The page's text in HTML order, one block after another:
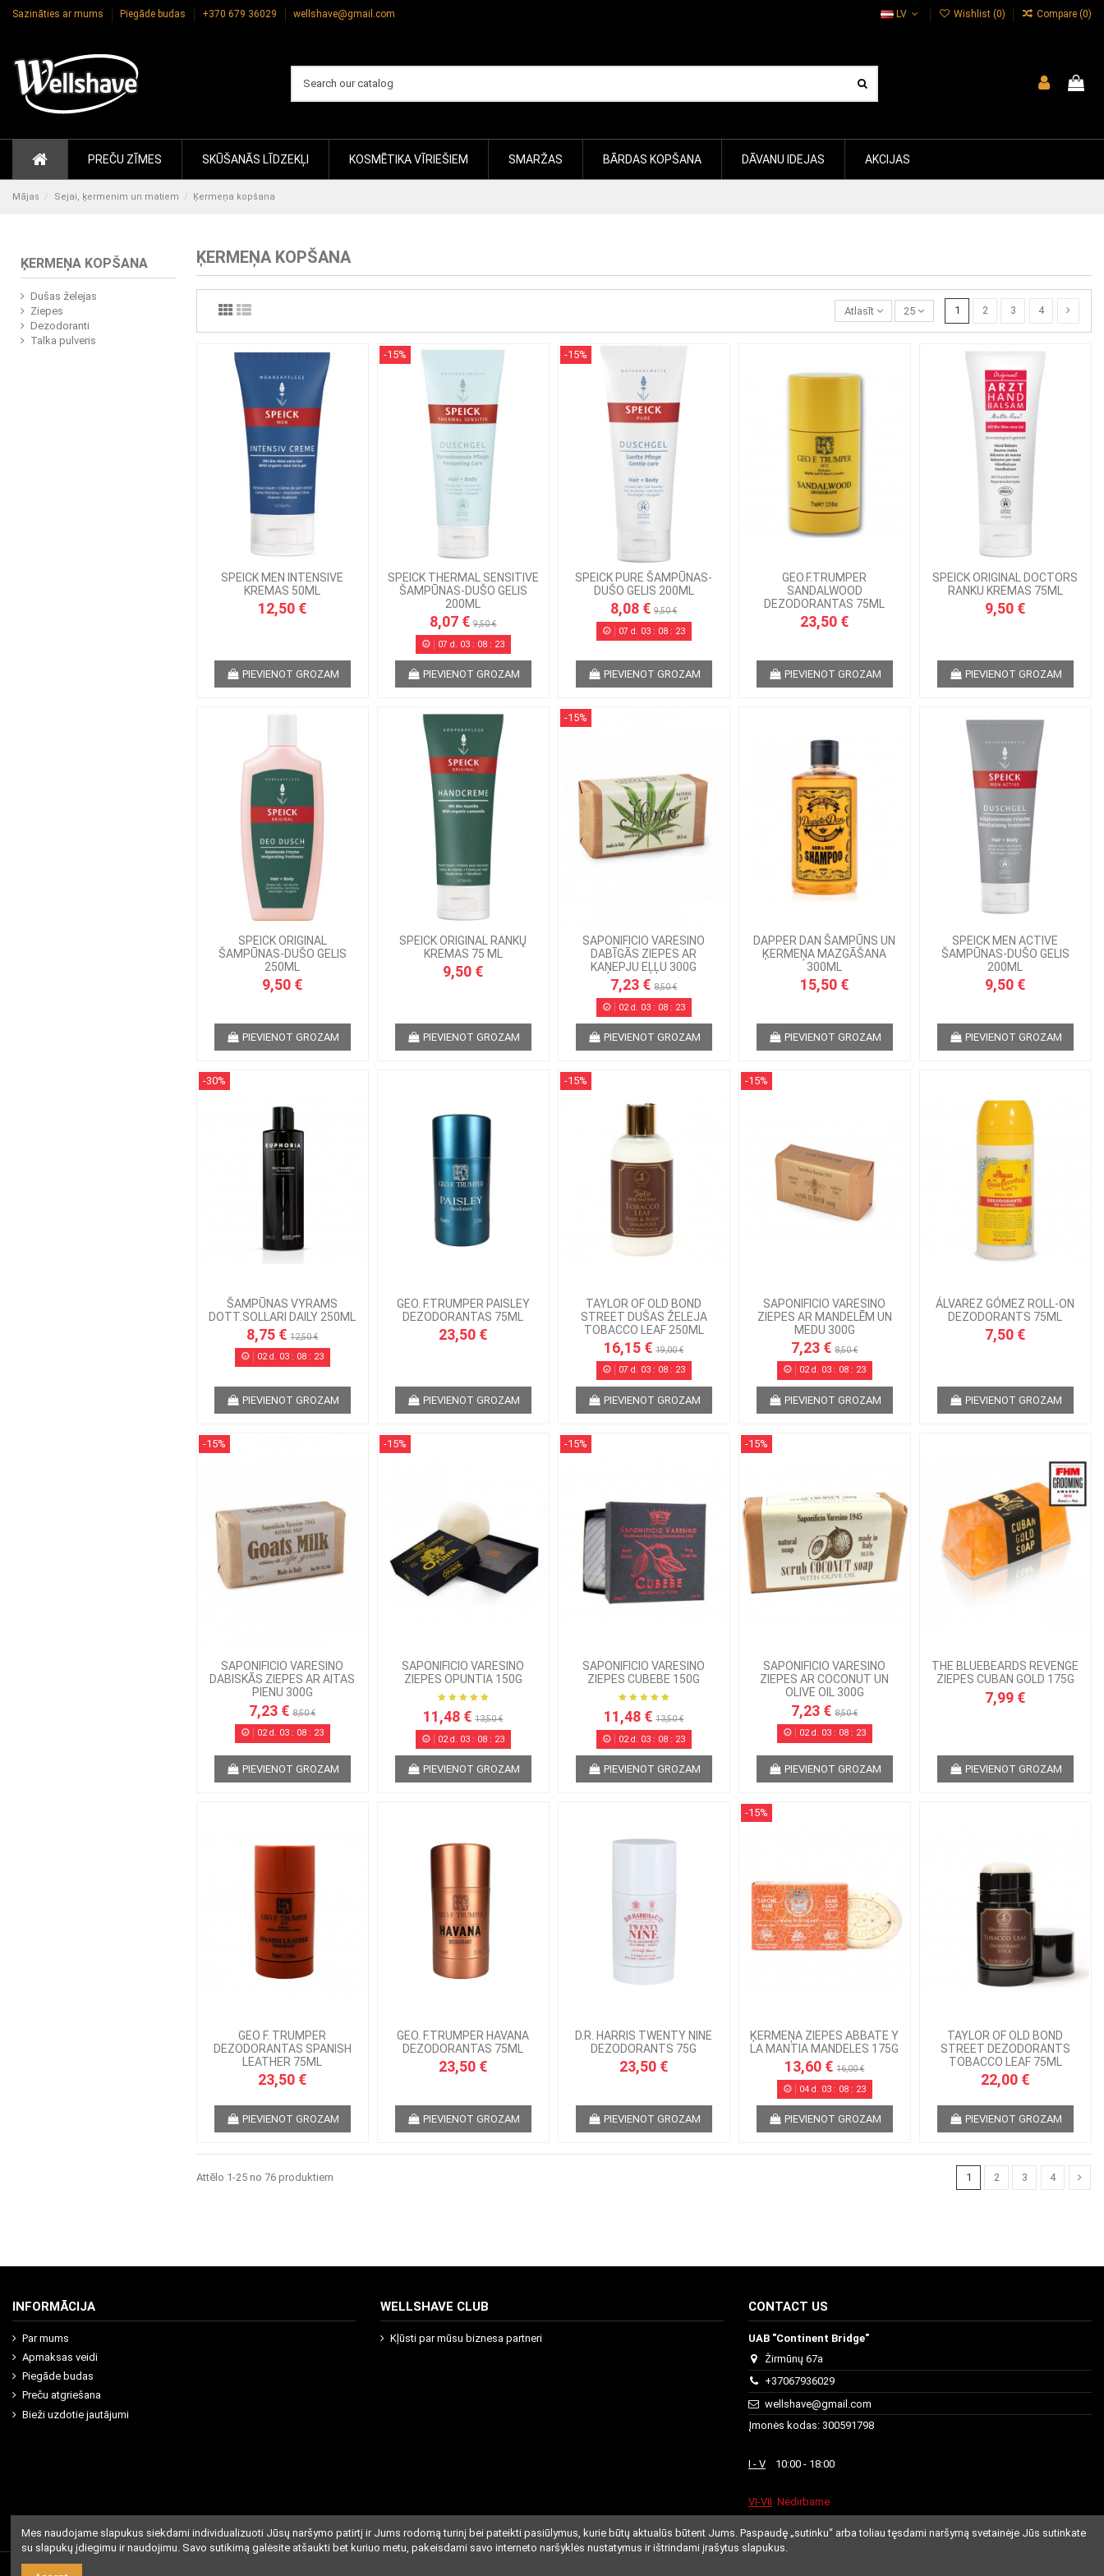
Sazināties ar mums Piegāde budas +370 679 36029 wellshave@gmail.com LV Wishlist (0) Compare (0)
PREČU ZĪMES SKŪŠANĀS LĪDZEKĻI KOSMĒTIKA VĪRIEŠIEM SMARŽAS BĀRDAS KOPŠANA DĀVANU IDEJAS AKCIJAS
Mājas Sejai, ķermenim un matiem Ķermeņa kopšana
ĶERMEŅA KOPŠANA
Atlasīt 25 1 2 3 4
SPEICK MEN INTENSIVE
KREMAS 50ML
12,50 €
PIEVIENOT GROZAM
-15%
SPEICK THERMAL SENSITIVE
ŠAMPŪNAS-DUŠO GELIS
200ML
8,07 €9,50 €
07 d. 03 : 08 : 22
PIEVIENOT GROZAM
-15%
SPEICK PURE ŠAMPŪNAS-
DUŠO GELIS 200ML
8,08 €9,50 €
07 d. 03 : 08 : 22
PIEVIENOT GROZAM
GEO.F.TRUMPER
SANDALWOOD
DEZODORANTAS 75ML
23,50 €
PIEVIENOT GROZAM
SPEICK ORIGINAL DOCTORS
RANKU KREMAS 75ML
9,50 €
PIEVIENOT GROZAM
SPEICK ORIGINAL
ŠAMPŪNAS-DUŠO GELIS
250ML
9,50 €
PIEVIENOT GROZAM
SPEICK ORIGINAL RANKŲ
KREMAS 75 ML
9,50 €
PIEVIENOT GROZAM
-15%
SAPONIFICIO VARESINO
DABĪGĀS ZIEPES AR
KAŅEPJU EĻĻU 300G
7,23 €8,50 €
02 d. 03 : 08 : 22
PIEVIENOT GROZAM
DAPPER DAN ŠAMPŪNS UN
ĶERMEŅA MAZGĀŠANA
300ML
15,50 €
PIEVIENOT GROZAM
SPEICK MEN ACTIVE
ŠAMPŪNAS-DUŠO GELIS
200ML
9,50 €
PIEVIENOT GROZAM
-30%
ŠAMPŪNAS VYRAMS
DOTT.SOLLARI DAILY 250ML
8,75 €12,50 €
02d. 03 : 08 : 22
PIEVIENOT GROZAM
GEO. F.TRUMPER PAISLEY
DEZODORANTAS 75ML
23,50 €
PIEVIENOT GROZAM
-15%
TAYLOR OF OLD BOND
STREET DUŠAS ŽELEJA
TOBACCO LEAF 250ML
16,15 €19,00 €
07 d. 03 : 08 : 22
PIEVIENOT GROZAM
-15%
SAPONIFICIO VARESINO
ZIEPES AR MANDELĒM UN
MEDU 300G
7,23 €8,50 €
02d. 03 : 08 : 22
PIEVIENOT GROZAM
ÁLVAREZ GÓMEZ ROLL-ON
DEZODORANTS 75ML
7,50 €
PIEVIENOT GROZAM
-15%
SAPONIFICIO VARESINO
DABISKĀS ZIEPES AR AITAS
PIENU 300G
7,23 €8,50 €
02d. 03 : 08 : 22
PIEVIENOT GROZAM
-15%
SAPONIFICIO VARESINO
ZIEPES OPUNTIA 150G
11,48 €13,50 €
02d. 03 : 08 : 22
PIEVIENOT GROZAM
-15%
SAPONIFICIO VARESINO
ZIEPES CUBEBE 150G
11,48 €13,50 €
02d. 03 : 08 : 22
PIEVIENOT GROZAM
-15%
SAPONIFICIO VARESINO
ZIEPES AR COCONUT UN
OLIVE OIL 300G
7,23 €8,50 €
02d. 03 : 08 : 22
PIEVIENOT GROZAM
THE BLUEBEARDS REVENGE
ZIEPES CUBAN GOLD 175G
7,99 €
PIEVIENOT GROZAM
GEO F. TRUMPER
DEZODORANTAS SPANISH
LEATHER 75ML
23,50 €
PIEVIENOT GROZAM
GEO. F.TRUMPER HAVANA
DEZODORANTAS 75ML
23,50 €
PIEVIENOT GROZAM
D.R. HARRIS TWENTY NINE
DEZODORANTS 75G
23,50 €
PIEVIENOT GROZAM
-15%
ĶERMEŅA ZIEPES ABBATE Y
LA MANTIA MANDELES 175G
13,60 €16,00 €
04 d. 03 : 08 : 22
PIEVIENOT GROZAM
TAYLOR OF OLD BOND
STREET DEZODORANTS
TOBACCO LEAF 75ML
22,00 €
PIEVIENOT GROZAM
Attēlo 1-25 no 76 produktiem 1 2 3 4
ĶERMEŅA KOPŠANA
Dušas želejas
Ziepes
Dezodoranti
Talka pulveris
INFORMĀCIJA
Par mums
Apmaksas veidi
Piegāde budas
Preču atgriešana
Bieži uzdotie jautājumi
WELLSHAVE CLUB
Kļūsti par mūsu biznesa partneri
CONTACT US
UAB "Continent Bridge"
Žirmūnų 67a
+37067936029
wellshave@gmail.com
Įmonės kodas: 300591798
I - V 10:00 - 18:00
VI-VII Nedirbame
Mes naudojame slapukus siekdami individualizuoti Jūsų naršymo patirtį ir Jums rodomą turinį bei pateikti pasiūlymus, kurie būtų aktualūs būtent Jums. Paspaudę „sutinku“ arba toliau tęsdami naršymą svetainėje Jūs sutinkate
su slapukų įdiegimu ir naudojimu. Savo sutikimą galėsite atšaukti bet kuriuo metu, pakeisdami savo interneto naršyklės nustatymus ir ištrindami įrašytus slapukus.